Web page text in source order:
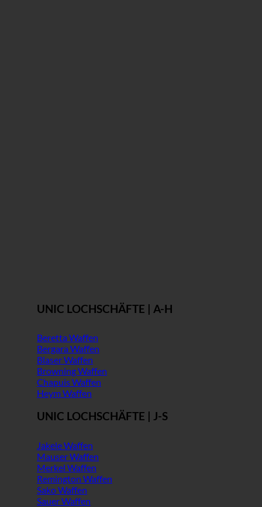
UNIC LOCHSCHÄFTE | A-H
Beretta Waffen
Bergara Waffen
Blaser Waffen
Browning Waffen
Chapuis Waffen
Heym Waffen
UNIC LOCHSCHÄFTE | J-S
Jakele Waffen
Mauser Waffen
Merkel Waffen
Remington Waffen
Sako Waffen
Sauer Waffen